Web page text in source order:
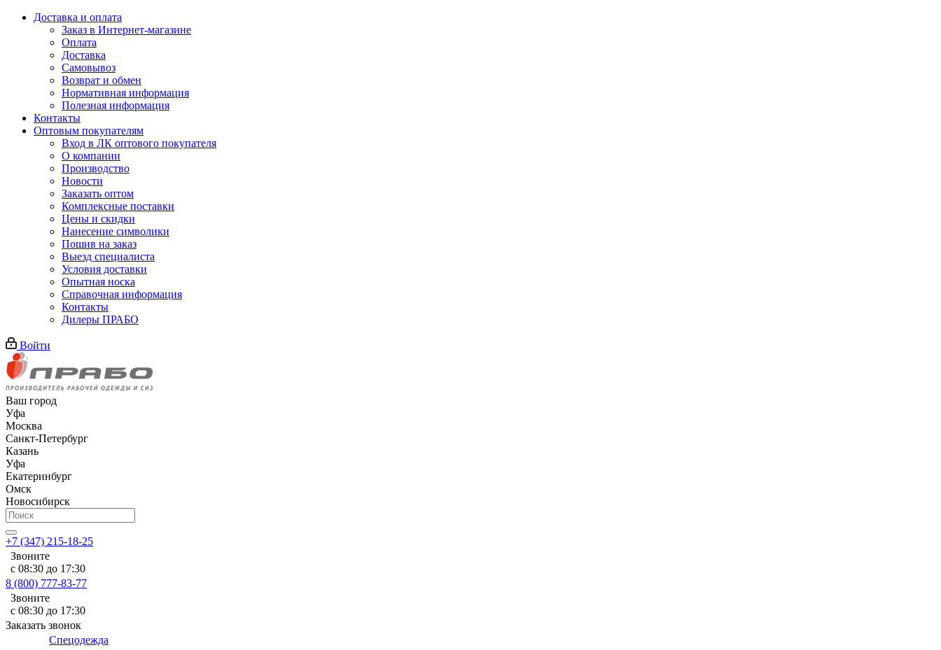
Доставка и оплата
Заказ в Интернет-магазине
Оплата
Доставка
Самовывоз
Возврат и обмен
Нормативная информация
Полезная информация
Контакты
Оптовым покупателям
Вход в ЛК оптового покупателя
О компании
Производство
Новости
Заказать оптом
Комплексные поставки
Цены и скидки
Нанесение символики
Пошив на заказ
Выезд специалиста
Условия доставки
Опытная носка
Справочная информация
Контакты
Дилеры ПРАБО
Войти
Ваш город
Уфа
Москва
Санкт-Петербург
Казань
Уфа
Екатеринбург
Омск
Новосибирск
+7 (347) 215-18-25
Звоните
с 08:30 до 17:30
8 (800) 777-83-77
Звоните
с 08:30 до 17:30
Заказать звонок
Спецодежда